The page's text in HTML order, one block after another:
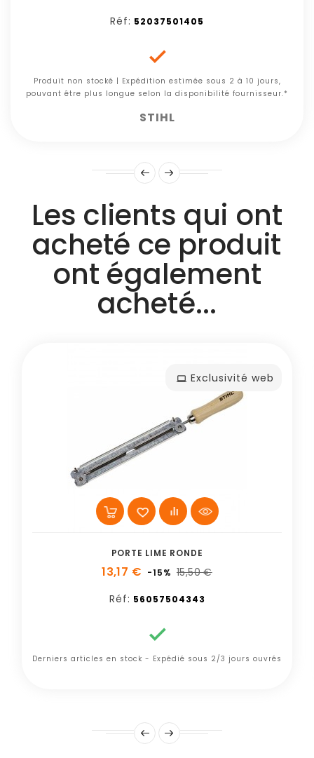
Réf: 52037501405

Produit non stocké | Expédition estimée sous 2 à 10 jours,
pouvant être plus longue selon la disponibilité fournisseur.*
STIHL
Les clients qui ont
acheté ce produit
ont également
acheté...
Exclusivité web
PORTE LIME RONDE
13,17 € -15% 15,50 €
Réf: 56057504343

Derniers articles en stock - Expédié sous 2/3 jours ouvrés